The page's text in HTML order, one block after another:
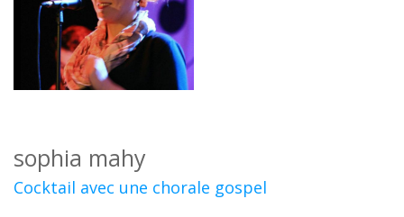
sophia mahy
Cocktail avec une chorale gospel